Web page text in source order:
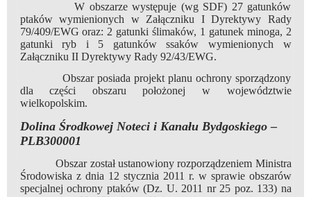
W obszarze występuje (wg SDF) 27 gatunków
ptaków wymienionych w Załączniku I Dyrektywy Rady
79/409/EWG oraz: 2 gatunki ślimaków, 1 gatunek minoga, 2
gatunki ryb i 5 gatunków ssaków wymienionych w
Załączniku II Dyrektywy Rady 92/43/EWG.
Obszar posiada projekt planu ochrony sporządzony
dla części obszaru położonej w województwie
wielkopolskim.
Dolina Środkowej Noteci i Kanału Bydgoskiego–
PLB300001
Obszar został ustanowiony rozporządzeniem Ministra
Środowiska z dnia 12 stycznia 2011 r. w sprawie obszarów
specjalnej ochrony ptaków (Dz. U. 2011 nr 25 poz. 133) na